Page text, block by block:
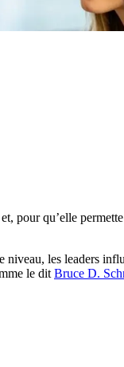
pour qu’elle
niveau, les leaders
le dit Bruce D.